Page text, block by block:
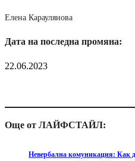
Елена Караулянова
Дата на последна промяна:
22.06.2023
Още от ЛАЙФСТАЙЛ:
Невербална комуникация: Как